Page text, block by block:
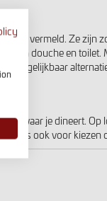
vermeld. Ze zijn
van douche en
vergelijkbaar
waar je dineert.
reis ook voor